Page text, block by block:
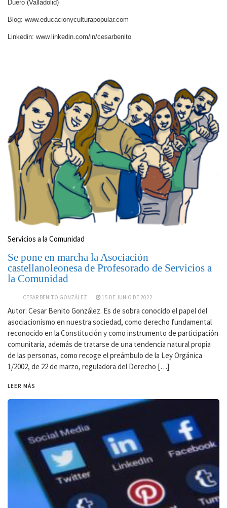
Duero (Valladolid)
Blog: www.educacionyculturapopular.com
Linkedin: www.linkedin.com/in/cesarbenito
Servicios a la Comunidad
Se pone en marcha la Asociación
castellanoleonesa de Profesorado de Servicios a
la Comunidad
CESAR BENITO GONZÁLEZ 15 DE JUNIO DE 2022
Autor: Cesar Benito González. Es de sobra conocido el papel del
asociacionismo en nuestra sociedad, como derecho fundamental
reconocido en la Constitución y como instrumento de participación
comunitaria, además de tratarse de una tendencia natural propia
de las personas, como recoge el preámbulo de la Ley Orgánica
1/2002, de 22 de marzo, reguladora del Derecho […]
LEER MÁS